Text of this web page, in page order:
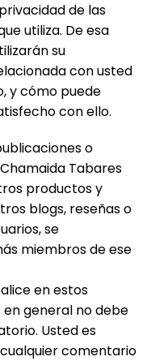
de las
utiliza. De esa
su
con usted
y cómo puede
con ello.
o
Tabares
productos y
blogs, reseñas o
se
miembros de ese
en estos
en general no debe
Usted es
comentario